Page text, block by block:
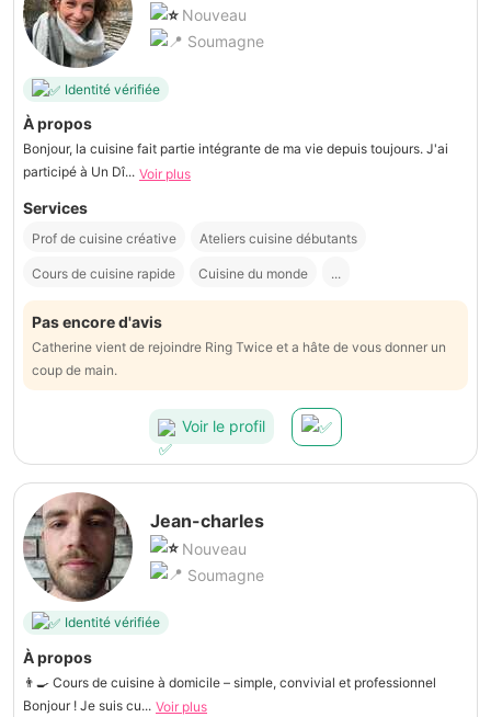
Nouveau
Soumagne
Identité vérifiée
À propos
Bonjour, la cuisine fait partie intégrante de ma vie depuis toujours. J'ai
participé à Un Dî... Voir plus
Services
Prof de cuisine créative Ateliers cuisine débutants
Cours de cuisine rapide Cuisine du monde ...
Pas encore d'avis
Catherine vient de rejoindre Ring Twice et a hâte de vous donner un
coup de main.
Voir le profil
Jean-charles
Nouveau
Soumagne
Identité vérifiée
À propos
👨‍🍳 Cours de cuisine à domicile – simple, convivial et professionnel
Bonjour ! Je suis cu... Voir plus